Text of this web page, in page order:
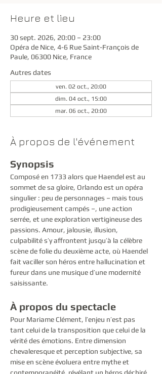
Heure et lieu
30 sept. 2026, 20:00 – 23:00
Opéra de Nice, 4-6 Rue Saint-François de
Paule, 06300 Nice, France
Autres dates
ven. 02 oct., 20:00
dim. 04 oct., 15:00
mar. 06 oct., 20:00
À propos de l'événement
Synopsis
Composé en 1733 alors que Haendel est au
sommet de sa gloire, Orlando est un opéra
singulier : peu de personnages – mais tous
prodigieusement campés –, une action
serrée, et une exploration vertigineuse des
passions. Amour, jalousie, illusion,
culpabilité s’y affrontent jusqu’à la célèbre
scène de folie du deuxième acte, où Haendel
fait vaciller son héros entre hallucination et
fureur dans une musique d’une modernité
saisissante.
À propos du spectacle
Pour Mariame Clément, l’enjeu n’est pas
tant celui de la transposition que celui de la
vérité des émotions. Entre dimension
chevaleresque et perception subjective, sa
mise en scène évoluera entre mythe et